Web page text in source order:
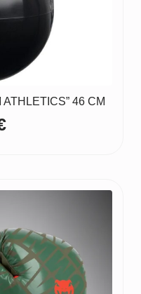
46 CM